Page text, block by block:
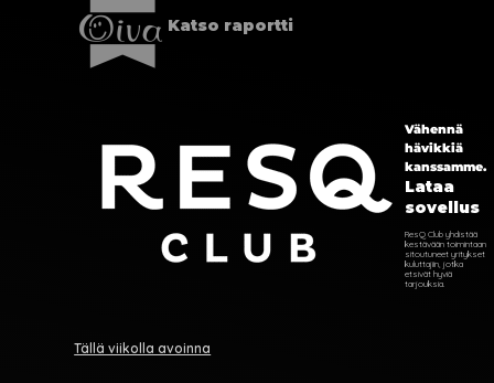
Yritys / Yhteisö
Haluan vahvistuksen
Sähköpostilla
Katso raportti
Vähennä
hävikkiä
kanssamme.
Lataa
sovellus
ResQ Club yhdistää
kestävään toimintaan
sitoutuneet yritykset
kuluttajiin, jotka
etsivät hyviä
tarjouksia.
Tällä viikolla avoinna